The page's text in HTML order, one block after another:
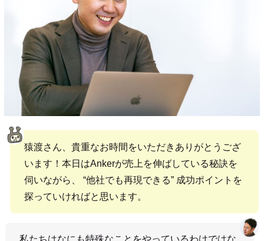
猿渡さん、貴重なお時間をいただきありがとうござ
います！本日はAnkerが売上を伸ばしている秘訣を
伺いながら、 “他社でも再現できる” 成功ポイントを
探っていければと思います。